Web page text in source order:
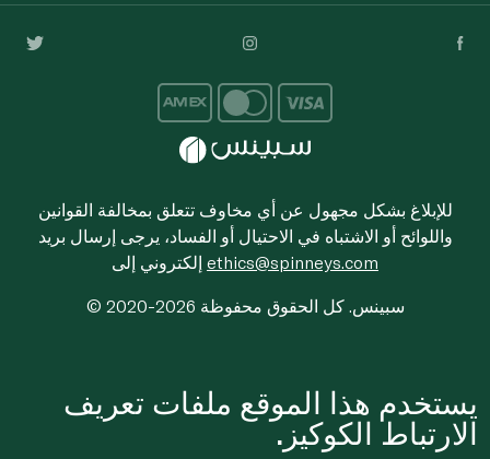
للإبلاغ بشكل مجهول عن أي مخاوف تتعلق بمخالفة القوانين
واللوائح أو الاشتباه في الاحتيال أو الفساد، يرجى إرسال بريد
ethics@spinneys.com
© 2020-2026 سبينس. كل الحقوق محفوظة
يستخدم هذا الموقع ملفات تعريف
الارتباط الكوكيز.